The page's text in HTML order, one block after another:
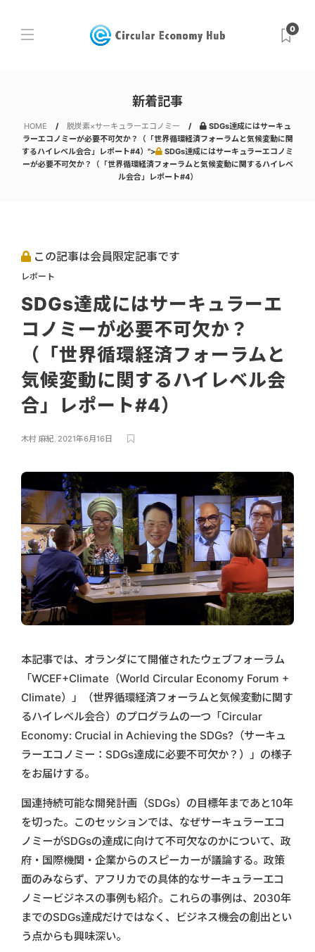
0
新着記事
HOME 脱炭素×サーキュラーエコノミー
SDGs達成にはサーキュ
ラーエコノミーが必要不可欠か？（「世界循環経済フォーラムと気候変動に関
するハイレベル会合」レポート#4）">
SDGs達成にはサーキュラーエコノミ
ーが必要不可欠か？（「世界循環経済フォーラムと気候変動に関するハイレベ
ル会合」レポート#4）
この記事は会員限定記事です
レポート
SDGs達成にはサーキュラーエ
コノミーが必要不可欠か？
（「世界循環経済フォーラムと
気候変動に関するハイレベル会
合」レポート#4）
木村 麻紀, 2021年6月16日
本記事では、オランダにて開催されたウェブフォーラム
「WCEF+Climate（World Circular Economy Forum +
Climate）」（世界循環経済フォーラムと気候変動に関す
るハイレベル会合）のプログラムの一つ「Circular
Economy: Crucial in Achieving the SDGs?（サーキュ
ラーエコノミー：SDGs達成に必要不可欠か？）」の様子
をお届けする。
国連持続可能な開発計画（SDGs）の目標年まであと10年
を切った。このセッションでは、なぜサーキュラーエコ
ノミーがSDGsの達成に向けて不可欠なのかについて、政
府・国際機関・企業からのスピーカーが議論する。政策
面のみならず、アフリカでの具体的なサーキュラーエコ
ノミービジネスの事例も紹介。これらの事例は、2030年
までのSDGs達成だけではなく、ビジネス機会の創出とい
う点からも興味深い。